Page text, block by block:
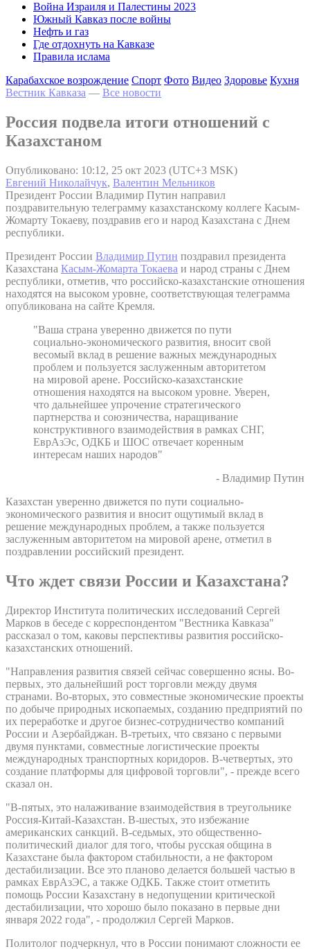
Война Израиля и Палестины 2023
Южный Кавказ после войны
Нефть и газ
Где отдохнуть на Кавказе
Правила ислама
Карабахское возрождение Спорт Фото Видео Здоровье Кухня
Вестник Кавказа — Все новости
Россия подвела итоги отношений с
Казахстаном
Опубликовано: 10:12, 25 окт 2023 (UTC+3 MSK)
Евгений Николайчук, Валентин Мельников
Президент России Владимир Путин направил
поздравительную телеграмму казахстанскому коллеге Касым-
Жомарту Токаеву, поздравив его и народ Казахстана с Днем
республики.
Президент России Владимир Путин поздравил президента
Казахстана Касым-­Жомарта Токаева и народ страны с Днем
республики, отметив, что российско-казахстанские отношения
находятся на высоком уровне, соответствующая телеграмма
опубликована на сайте Кремля.
"Ваша страна уверенно движется по пути
социально-экономического развития, вносит свой
весомый вклад в решение важных международных
проблем и пользуется заслуженным авторитетом
на мировой арене. Российско-казахстанские
отношения находятся на высоком уровне. Уверен,
что дальнейшее упрочение стратегического
партнерства и союзничества, наращивание
конструктивного взаимодействия в рамках СНГ,
ЕврАзЭс, ОДКБ и ШОС отвечает коренным
интересам наших народов"
- Владимир Путин
Казахстан уверенно движется по пути социально-
экономического развития и вносит ощутимый вклад в
решение международных проблем, а также пользуется
заслуженным авторитетом на мировой арене, отметил в
поздравлении российский президент.
Что ждет связи России и Казахстана?
Директор Института политических исследований Сергей
Марков в беседе с корреспондентом "Вестника Кавказа"
рассказал о том, каковы перспективы развития российско-
казахстанских отношений.
"Направления развития связей сейчас совершенно ясны. Во-
первых, это дальнейший рост торговли между двумя
странами. Во-вторых, это совместные экономические проекты
по добыче природных ископаемых, созданию предприятий по
их переработке и другое бизнес-сотрудничество компаний
России и Азербайджан. В-третьих, что связано с первыми
двумя пунктами, совместные логистические проекты
международных транспортных коридоров. В-четвертых, это
создание платформы для цифровой торговли", - прежде всего
сказал он.
"В-пятых, это налаживание взаимодействия в треугольнике
Россия-Китай-Казахстан. В-шестых, это избежание
американских санкций. В-седьмых, это общественно-
политический диалог для того, чтобы русская община в
Казахстане была фактором стабильности, а не фактором
дестабилизации. Все это планово делается большей частью в
рамках ЕврАзЭС, а также ОДКБ. Также стоит отметить
помощь России Казахстану в недопущении критической
дестабилизации, что хорошо было показано в первые дни
января 2022 года", - продолжил Сергей Марков.
Политолог подчеркнул, что в России понимают сложности ее